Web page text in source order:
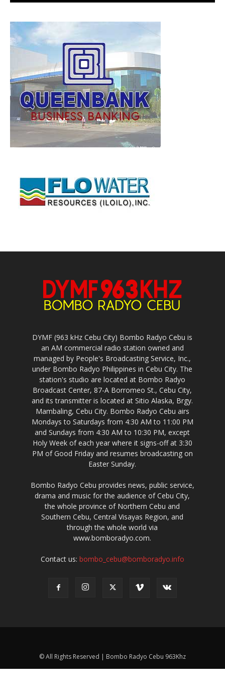
DYMF (963 kHz Cebu City) Bombo Radyo Cebu is
an AM commercial radio station owned and
managed by People's Broadcasting Service, Inc.,
under Bombo Radyo Philippines in Cebu City. The
station's studio are located at Bombo Radyo
Broadcast Center, 87-A Borromeo St., Cebu City,
and its transmitter is located at Sitio Alaska, Brgy.
Mambaling, Cebu City. Bombo Radyo Cebu airs
Mondays to Saturdays from 4:30 AM to 11:00 PM
and Sundays from 4:30 AM to 10:30 PM, except
Holy Week of each year where it signs-off at 3:30
PM of Good Friday and resumes broadcasting on
Easter Sunday.
Bombo Radyo Cebu provides news, public service,
drama and music for the audience of Cebu City,
the whole province of Northern Cebu and
Southern Cebu, Central Visayas Region, and
through the whole world via
www.bomboradyo.com.
Contact us: bombo_cebu@bomboradyo.info
© All Rights Reserved | Bombo Radyo Cebu 963Khz